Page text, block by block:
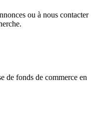
ou à nous contacter
de fonds de commerce en